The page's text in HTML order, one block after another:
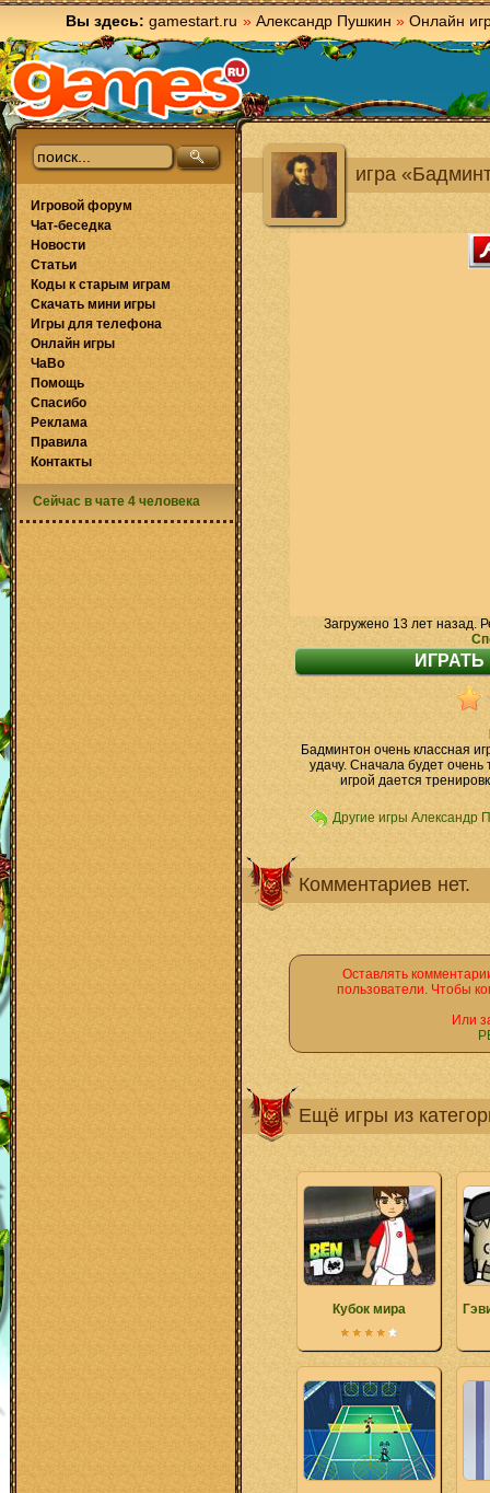
Вы здесь: gamestart.ru » Александр Пушкин » Онлайн
игра
Загружено 13 лет назад.
Бадминтон очень классная
удачу. Сначала будет
игрой дается
Другие игры Александр
Комментариев нет.
Оставлять
пользователи. Чтобы
Или
Ещё игры из
Кубок мира
Игровой форум
Чат-беседка
Новости
Статьи
Коды к старым играм
Скачать мини игры
Игры для телефона
Онлайн игры
ЧаВо
Помощь
Спасибо
Реклама
Правила
Контакты
Сейчас в чате 4 человека